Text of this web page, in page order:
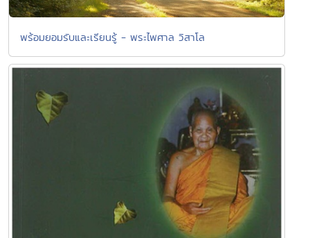
พร้อมยอมรับและเรียนรู้ - พระไพศาล วิสาโล